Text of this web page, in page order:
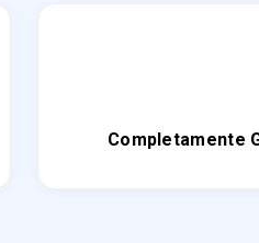
Completamente